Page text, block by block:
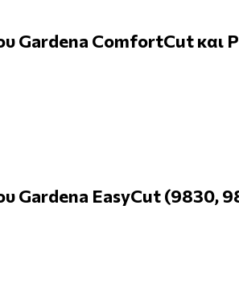
Gardena ComfortCut και
Gardena EasyCut (9830,